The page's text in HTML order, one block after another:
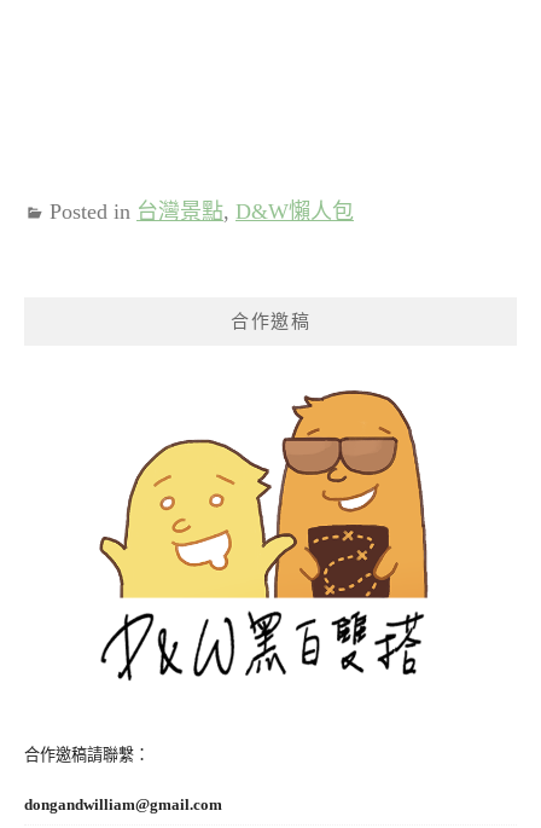
Posted in 台灣景點, D&W懶人包
合作邀稿
合作邀稿請聯繫：
dongandwilliam@gmail.com